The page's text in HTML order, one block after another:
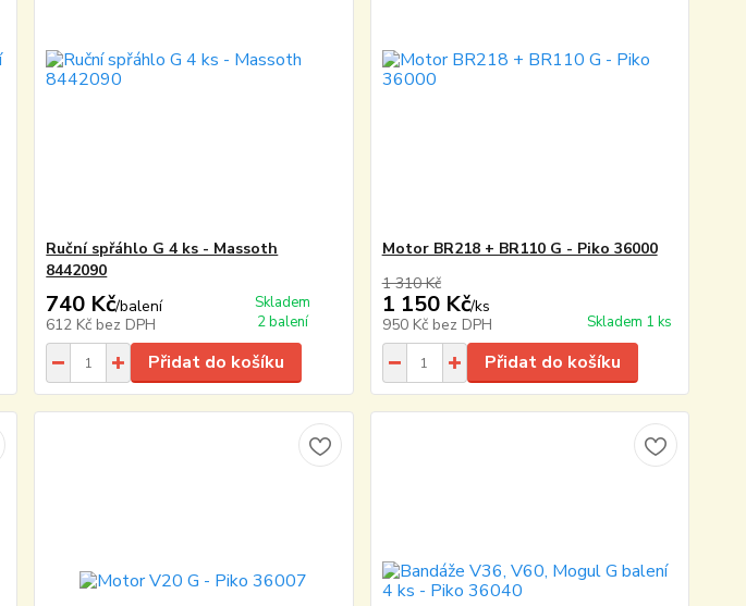
Ruční spřáhlo G 4 ks - Massoth
8442090
740 Kč/balení
612 Kč bez DPH
Skladem
2 balení
Přidat do košíku
Motor BR218 + BR110 G - Piko 36000
1 310 Kč
1 150 Kč/ks
950 Kč bez DPH Skladem 1 ks
Přidat do košíku